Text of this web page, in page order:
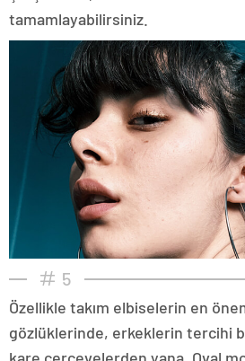
tamamlayabilirsiniz.
5
Özellikle takım elbiselerin en
gözlüklerinde, erkeklerin tercihi